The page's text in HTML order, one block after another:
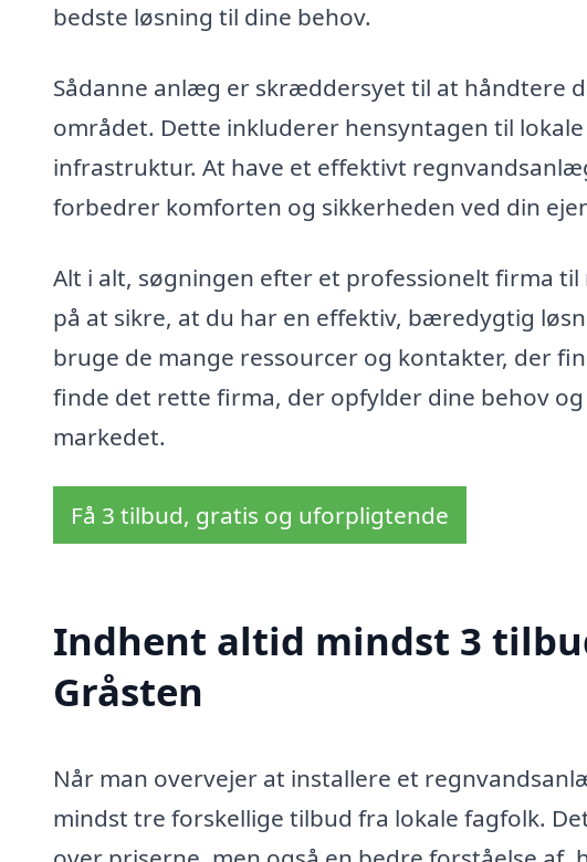
bedste løsning til dine behov.
Sådanne anlæg er skræddersyet til at håndtere
området. Dette inkluderer hensyntagen til
infrastruktur. At have et effektivt
forbedrer komforten og sikkerheden ved din
Alt i alt, søgningen efter et professionelt firma
på at sikre, at du har en effektiv, bæredygtig
bruge de mange ressourcer og kontakter, der
finde det rette firma, der opfylder dine behov
markedet.
Få 3 tilbud, gratis og uforpligtende
Indhent altid mindst 3
Gråsten
Når man overvejer at installere et
mindst tre forskellige tilbud fra lokale fagfolk.